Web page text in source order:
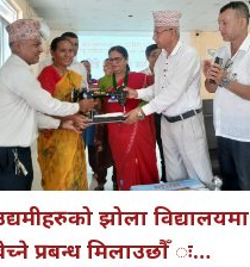
झोला विद्यालयमा
प्रबन्ध मिलाउछौँ ः